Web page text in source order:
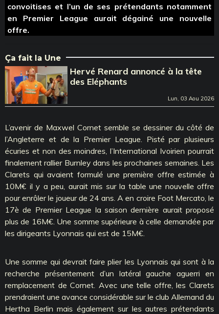
convoitises et l’un de ses prétendants notamment
en Premier League aurait dégainé une nouvelle
offre.
Ça fait la Une
Hervé Renard annoncé à la tête
des Eléphants
Lun, 03 Aou 2026
L’avenir de Maxwel Cornet semble se dessiner du côté de
l’Angleterre et de la Premier League. Pisté par plusieurs
écuries et non des moindres, l’International Ivoirien pourrait
finalement rallier Burnley dans les prochaines semaines. Les
Clarets qui avaient formulé une première offre estimée à
10M€ il y a peu, aurait mis sur la table une nouvelle offre
pour enrôler le joueur de 24 ans. A en croire Foot Mercato, le
17è de Premier League la saison dernière aurait proposé
plus de 16M€. Une somme supérieure à celle demandée par
les dirigeants Lyonnais qui est de 15M€.
Une somme qui devrait faire plier les Lyonnais qui sont à la
recherche présentement d’un latéral gauche aguerri en
remplacement de Cornet. Avec une telle offre, les Clarets
prendraient une avance considérable sur le club Allemand du
Hertha Berlin mais également sur les autres prétendants